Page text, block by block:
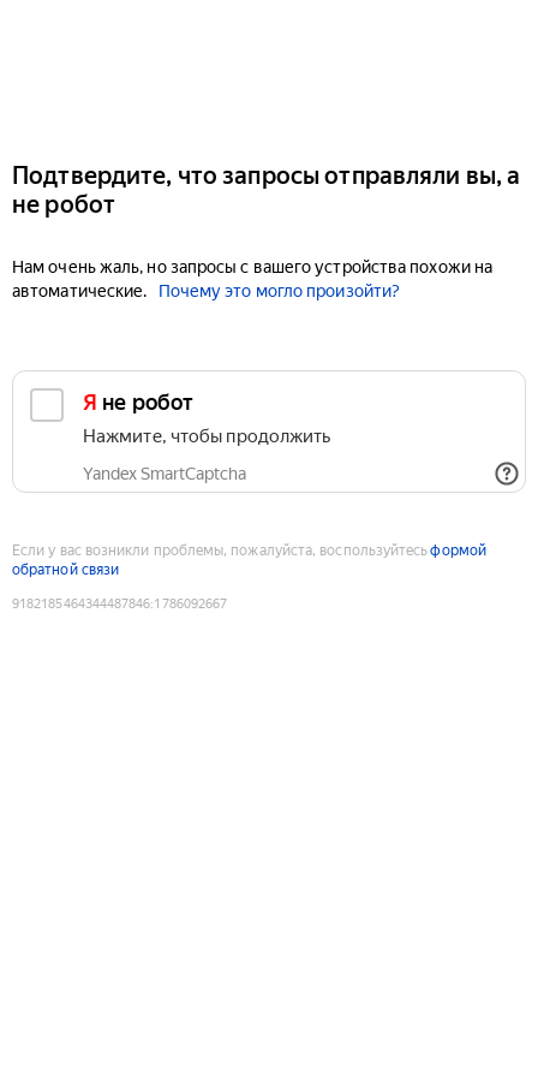
Подтвердите, что запросы отправляли вы, а
не робот
Нам очень жаль, но запросы с вашего устройства похожи на
автоматические.
Почему это могло произойти?
Я не робот
Нажмите, чтобы продолжить
Yandex SmartCaptcha
Если у вас возникли проблемы, пожалуйста, воспользуйтесьформой
обратной связи
9182185464344487846:1786092667